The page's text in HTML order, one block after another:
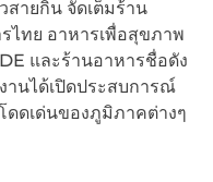
สายกิน จัดเต็มร้าน
ไทย อาหารเพื่อสุขภาพ
และร้านอาหารชื่อดัง
านได้เปิดประสบการณ์
ดเด่นของภูมิภาคต่างๆ